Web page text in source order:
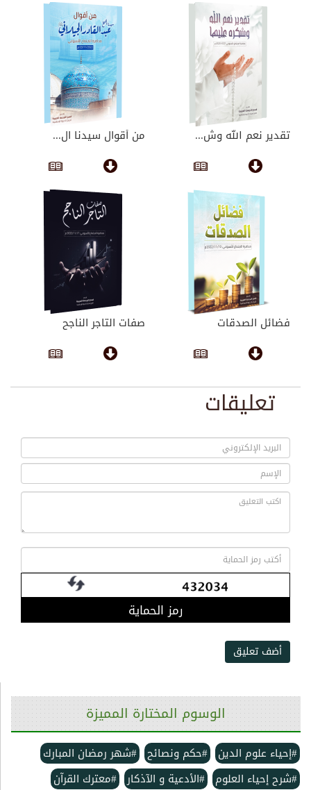
الوسوم المختارة المميزة
#إحياء علوم الدين #حكم ونصائح #شهر رمضان المبارك
#شرح إحياء العلوم #الأدعية و الآذكار #معترك القرآن
تقدير نعم الله وش... من أقوال سيدنا ال...
فضائل الصدقات صفات التاجر الناجح
تعليقات
رمز الحماية
أضف تعليق